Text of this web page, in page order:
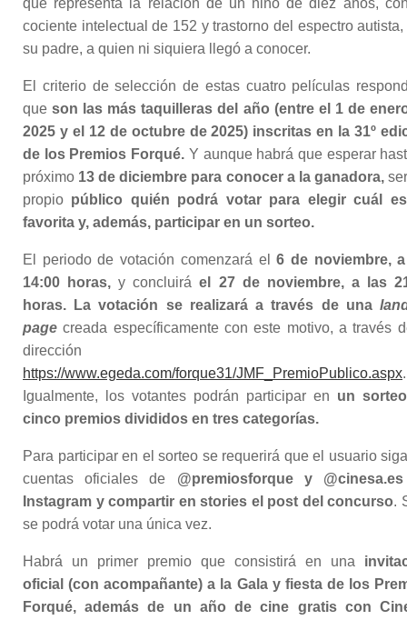
cociente intelectual de 152 y trastorno del espectro autista,
su padre, a quien ni siquiera llegó a conocer.
El criterio de selección de estas cuatro películas
queson las más taquilleras del año (entre el 1 de
2025 y el 12 de octubre de 2025) inscritas en la 31º
de los Premios Forqué. Y aunque habrá que esperar
próximo 13 de diciembre para conocer a la ganadora,
propio público quién podrá votar para elegir cuál
favorita y, además, participar en un sorteo.
El periodo de votación comenzará el6 de noviembre,
14:00 horas, y concluiráel 27 de noviembre, a las
horas. La votación se realizará a través de una
page creada específicamente con este motivo, a través
dirección
https://www.egeda.com/forque31/JMF_PremioPublico.aspx.
Igualmente, los votantes podrán participar en un
cinco premios divididos en tres categorías.
Para participar en el sorteo se requerirá que el usuario
cuentas oficiales de @premiosforque y
Instagram y compartir en stories el post del concurso.
se podrá votar una única vez.
Habrá un primer premio que consistirá en una
oficial (con acompañante) a la Gala y fiesta de los
Forqué, además de un año de cine gratis con